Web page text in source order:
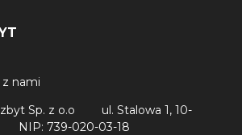
nami
Sp. z o.o
ul. Stalowa 1, 10-
NIP: 739-020-03-18